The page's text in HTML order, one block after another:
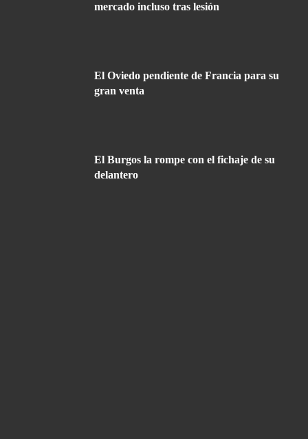
mercado incluso tras lesión
El Oviedo pendiente de Francia para su
gran venta
El Burgos la rompe con el fichaje de su
delantero